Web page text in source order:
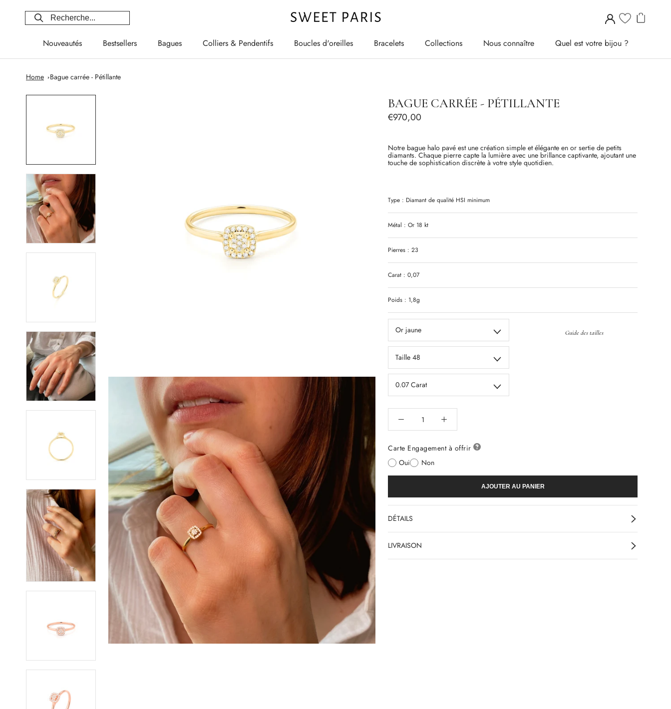
Nouveautés Bestsellers Bagues Colliers & Pendentifs Boucles d'oreilles Bracelets Collections Nous connaître Quel est votre bijou ?
Home Bague carrée - Pétillante
BAGUE CARRÉE - PÉTILLANTE
€970,00
Notre bague halo pavé est une création simple et élégante en or sertie de petits
diamants. Chaque pierre capte la lumière avec une brillance captivante, ajoutant une
touche de sophistication discrète à votre style quotidien.
Type : Diamant de qualité HSI minimum
Métal : Or 18 kt
Pierres : 23
Carat : 0,07
Poids : 1,8g
Or jaune
Taille 48
0.07 Carat
Guide des tailles
Carte Engagement à offrir
Oui
Non
AJOUTER AU PANIER
DÉTAILS
LIVRAISON